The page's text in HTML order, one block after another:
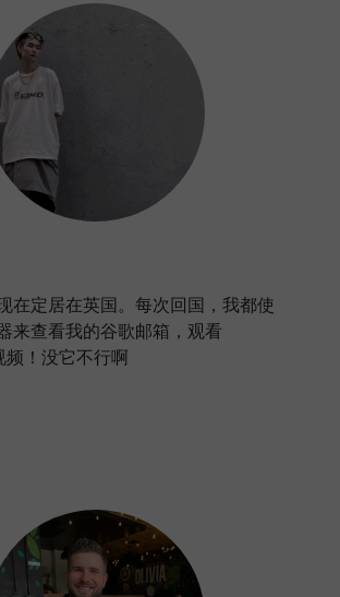
在定居在英国。每次回国，我都使
来查看我的谷歌邮箱，观看
频！没它不行啊